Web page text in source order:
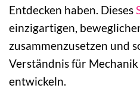
Entdecken haben. Dieses
einzigartigen,
zusammenzusetzen und
Verständnis für
entwickeln.